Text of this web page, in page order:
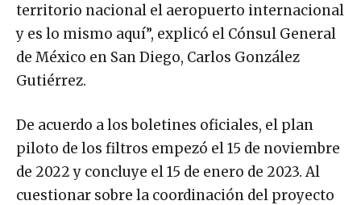
territorio nacional el aeropuerto internacional
y es lo mismo aquí”, explicó el Cónsul General
de México en San Diego, Carlos González
Gutiérrez.
De acuerdo a los boletines oficiales, el plan
piloto de los filtros empezó el 15 de noviembre
de 2022 y concluye el 15 de enero de 2023. Al
cuestionar sobre la coordinación del proyecto